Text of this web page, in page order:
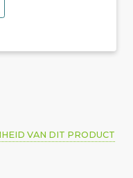
VAN DIT PRODUCT